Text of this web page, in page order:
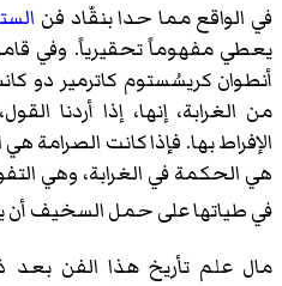
في الواقع مما حدا بنقّاد فن
أنطوان كريسُستوم كاترمير دو
من الغرابة، إنها، إذا أردنا
الإفراط بها. فإذا كانت الصرامة
هي الحكمة في الغرابة، وهي
في طياتها على حمل السخيف أن
مال علم تأريخ هذا الفن بعد